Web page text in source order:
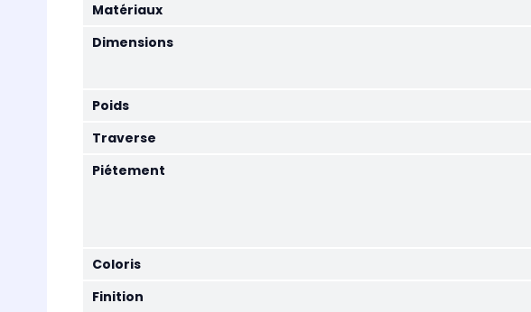
Matériaux
Dimensions
Poids
Traverse
Piétement
Coloris
Finition